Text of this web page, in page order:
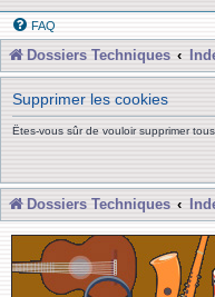
FAQ
Dossiers Techniques
Supprimer les cookies
Êtes-vous sûr de vouloir supprimer
Dossiers Techniques